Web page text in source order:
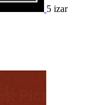
5 izar